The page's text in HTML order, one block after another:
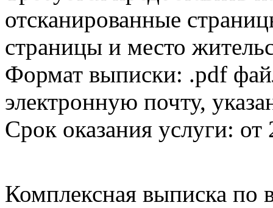
отсканированные
страницы и место
Формат выписки: .pdf
электронную почту,
Срок оказания услуги: от
Комплексная выписка